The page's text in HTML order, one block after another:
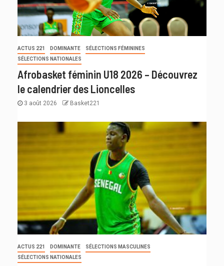
ACTUS 221 DOMINANTE
SÉLECTIONS FÉMININES
SÉLECTIONS NATIONALES
Afrobasket féminin U18 2026 – Découvrez
le calendrier des Lioncelles
3 août 2026 Basket221
ACTUS 221 DOMINANTE
SÉLECTIONS MASCULINES
SÉLECTIONS NATIONALES